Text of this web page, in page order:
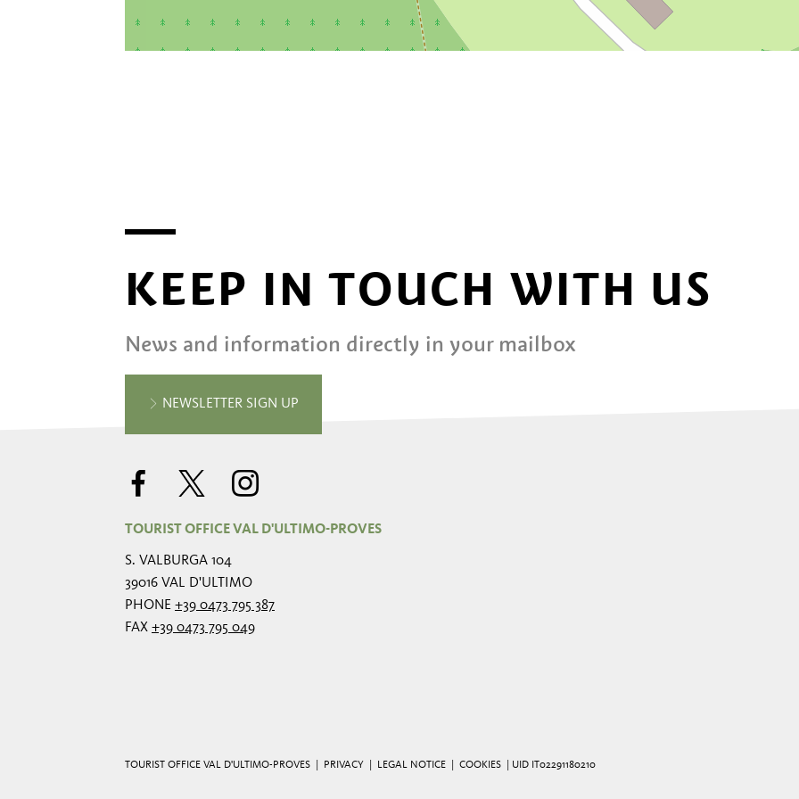
KEEP IN TOUCH WITH US
News and information directly in your mailbox
NEWSLETTER SIGN UP
TOURIST OFFICE VAL D'ULTIMO-PROVES
S. VALBURGA 104
39016 VAL D'ULTIMO
PHONE +39 0473 795 387
FAX +39 0473 795 049
TOURIST OFFICE VAL D'ULTIMO-PROVES | PRIVACY LEGAL NOTICE COOKIES | UID IT02291180210